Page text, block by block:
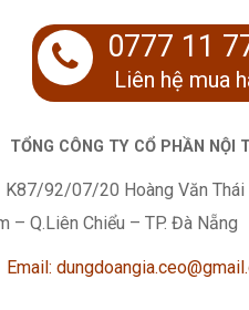
0777 11
Liên hệ mua
TỔNG CÔNG TY CỔ PHẦN NỘI
K87/92/07/20 Hoàng Văn Thái
– Q.Liên Chiểu – TP. Đà Nẵng
Email: